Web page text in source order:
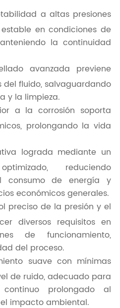
a altas presiones
en condiciones de
la continuidad
avanzada previene
del fluido, salvaguardando
y la limpieza.
a la corrosión soporta
prolongando la vida
lograda mediante un
reduciendo
consumo de energía y
económicos generales.
preciso de la presión y el
diversos requisitos en
de funcionamiento,
del proceso.
suave con mínimas
de ruido, adecuado para
prolongado al
impacto ambiental.